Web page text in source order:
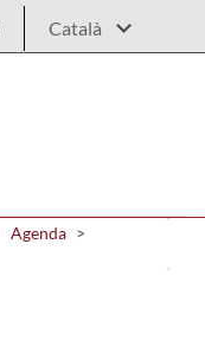
Agenda